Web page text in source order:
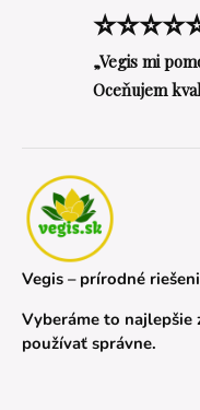
„Vegis mi
Oceňujem
Vegis – prírodné
Vyberáme to najlepšie
používať správne.